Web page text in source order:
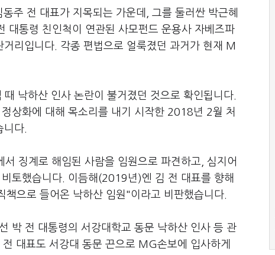
주 전 대표가 지목되는 가운데, 그를 둘러싼 박근혜
대통령 친인척이 연관된 사모펀드 운용사 자베즈파
리입니다. 각종 편법으로 얼룩졌던 과거가 현재 M
낙하산 인사 논란이 불거졌던 것으로 확인됩니다.
상화에 대해 목소리를 내기 시작한 2018년 2월 처
다.
징계로 해임된 사람을 임원으로 파견하고, 심지어
토했습니다. 이듬해(2019년)엔 김 전 대표를 향해
으로 들어온 낙하산 임원"이라고 비판했습니다.
박 전 대통령의 서강대학교 동문 낙하산 인사 등 관
대표도 서강대 동문 끈으로 MG손보에 입사하게